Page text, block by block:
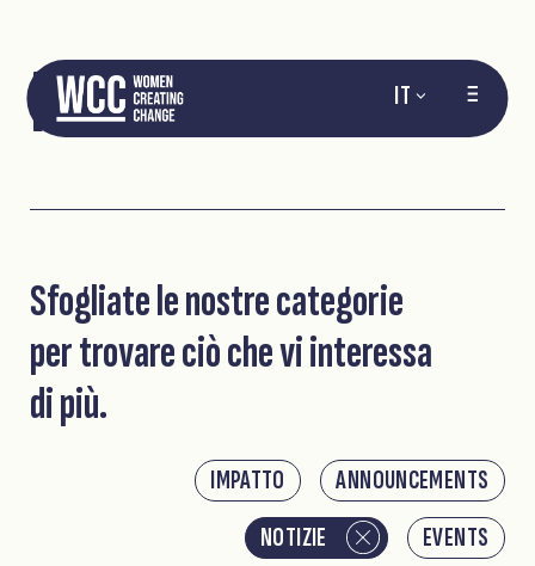
IT
NOTIZIE
Sfogliate le nostre categorie
per trovare ciò che vi interessa
di più.
IMPATTO
ANNOUNCEMENTS
NOTIZIE
EVENTS